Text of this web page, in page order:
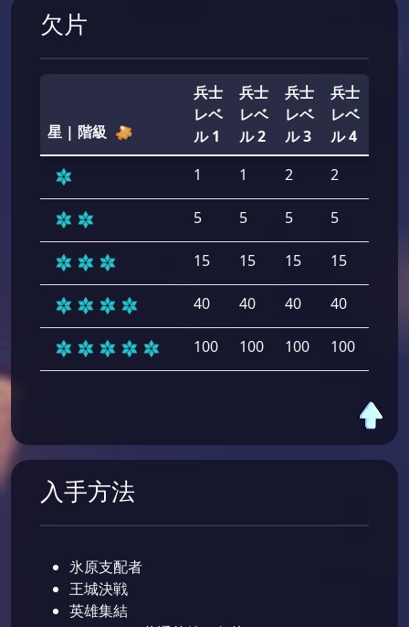
欠片
星 | 階級
兵士
レベ
ル 1
兵士
レベ
ル 2
兵士
レベ
ル 3
兵士
レベ
ル 4
1
1 2 2
5 5 5 5
15 15 15 15
40 40 40 40
100 100 100 100
入手方法
氷原支配者
王城決戦
英雄集結